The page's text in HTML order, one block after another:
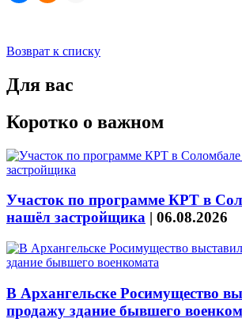
Возврат к списку
Для вас
Коротко о важном
Участок по программе КРТ в
нашёл застройщика | 06.08.2026
В Архангельске Росимущество
продажу здание бывшего